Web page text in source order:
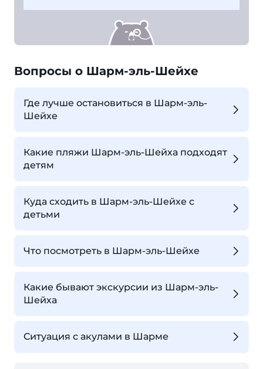
Вопросы о Шарм-эль-Шейхе
Где лучше остановиться в Шарм-эль-
Шейхе
Какие пляжи Шарм-эль-Шейха подходят
детям
Куда сходить в Шарм-эль-Шейхе с
детьми
Что посмотреть в Шарм-эль-Шейхе
Какие бывают экскурсии из Шарм-эль-
Шейха
Ситуация с акулами в Шарме